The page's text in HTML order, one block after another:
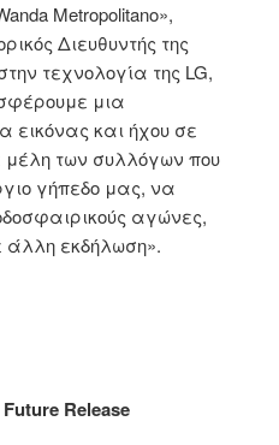
Metropolitano»,
Διευθυντής της
τεχνολογία της LG,
μια
εικόνας και ήχου σε
μέλη των συλλόγων που
γήπεδο μας, να
αγώνες,
άλλη εκδήλωση».
Release